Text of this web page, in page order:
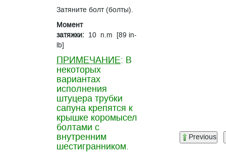
Затяните болт (болты).
Момент
затяжки: 10 n.m [89 in-
lb]
ПРИМЕЧАНИЕ: В
некоторых
вариантах
исполнения
штуцера трубки
сапуна крепятся к
крышке коромысел
болтами с
внутренним
шестигранником.
Previous